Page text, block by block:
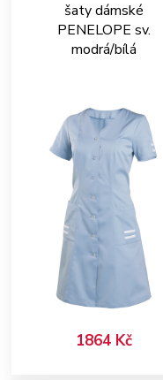
šaty dámské
PENELOPE sv.
modrá/bílá
1864 Kč